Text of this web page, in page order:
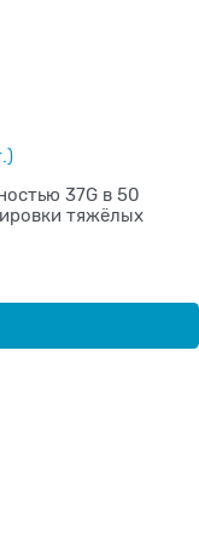
37G в 50
тяжёлых